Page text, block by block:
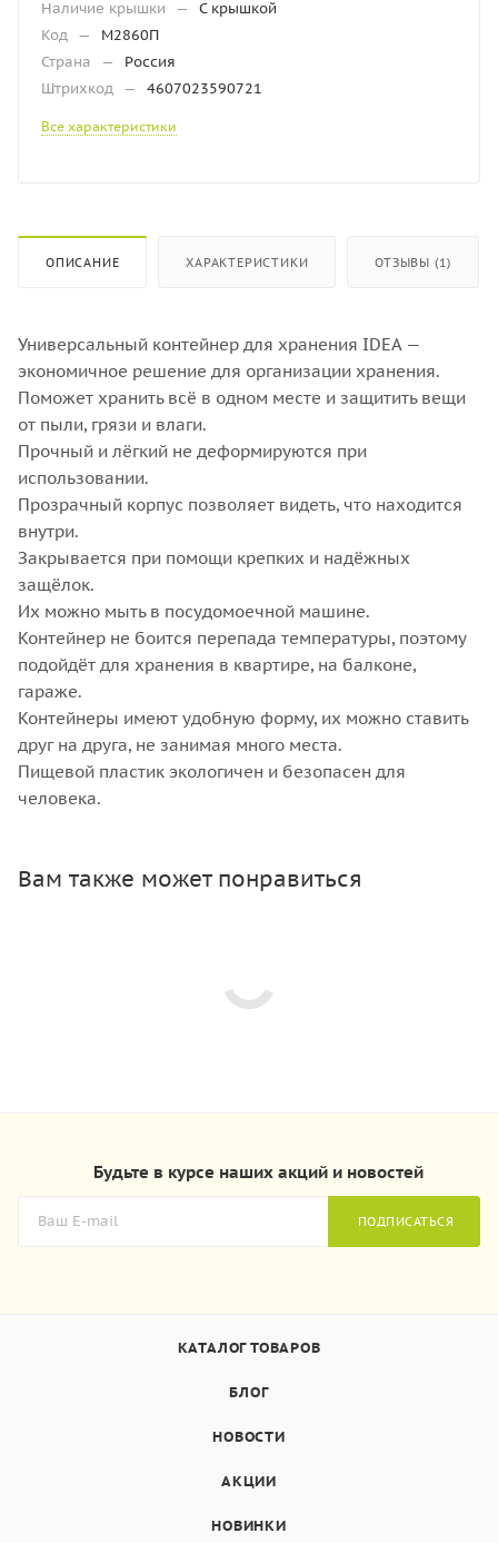
Наличие крышки
—
С крышкой
Код —
М2860П
Страна
—
Россия
Штрихкод — 4607023590721
Все характеристики
ОПИСАНИЕ ХАРАКТЕРИСТИКИ ОТЗЫВЫ (1)
Универсальный контейнер для хранения IDEA —
экономичное решение для организации хранения.
Поможет хранить всё в одном месте и защитить вещи
от пыли, грязи и влаги.
Прочный и лёгкий не деформируются при
использовании.
Прозрачный корпус позволяет видеть, что находится
внутри.
Закрывается при помощи крепких и надёжных
защёлок.
Их можно мыть в посудомоечной машине.
Контейнер не боится перепада температуры, поэтому
подойдёт для хранения в квартире, на балконе,
гараже.
Контейнеры имеют удобную форму, их можно ставить
друг на друга, не занимая много места.
Пищевой пластик экологичен и безопасен для
человека.
Вам также может понравиться
Будьте в курсе наших акций и новостей
ПОДПИСАТЬСЯ
КАТАЛОГ ТОВАРОВ
БЛОГ
НОВОСТИ
АКЦИИ
НОВИНКИ